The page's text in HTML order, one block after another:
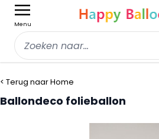
Menu
< Terug naar Home
Ballondeco folieballon